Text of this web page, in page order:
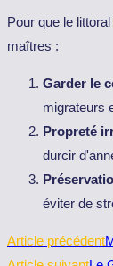
Pour que le
maîtres :
Garder le
migrateurs
Propreté
durcir
éviter de
Read
Article précédent